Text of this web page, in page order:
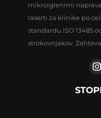
mikroiglenimi
laserti za klinike po
standardu ISO 13485
strokovnjakov.